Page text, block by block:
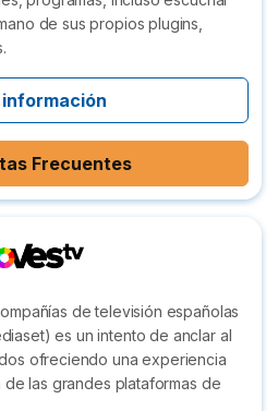
de sus propios plugins,
información
Frecuentes
de televisión españolas
es un intento de anclar al
ofreciendo una experiencia
las grandes plataformas de